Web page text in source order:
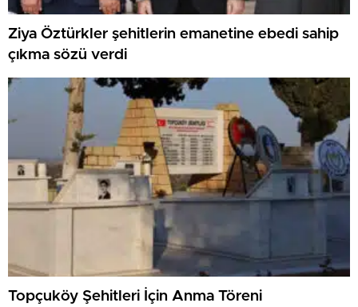
Ziya Öztürkler şehitlerin emanetine ebedi sahip
çıkma sözü verdi
Topçuköy Şehitleri İçin Anma Töreni